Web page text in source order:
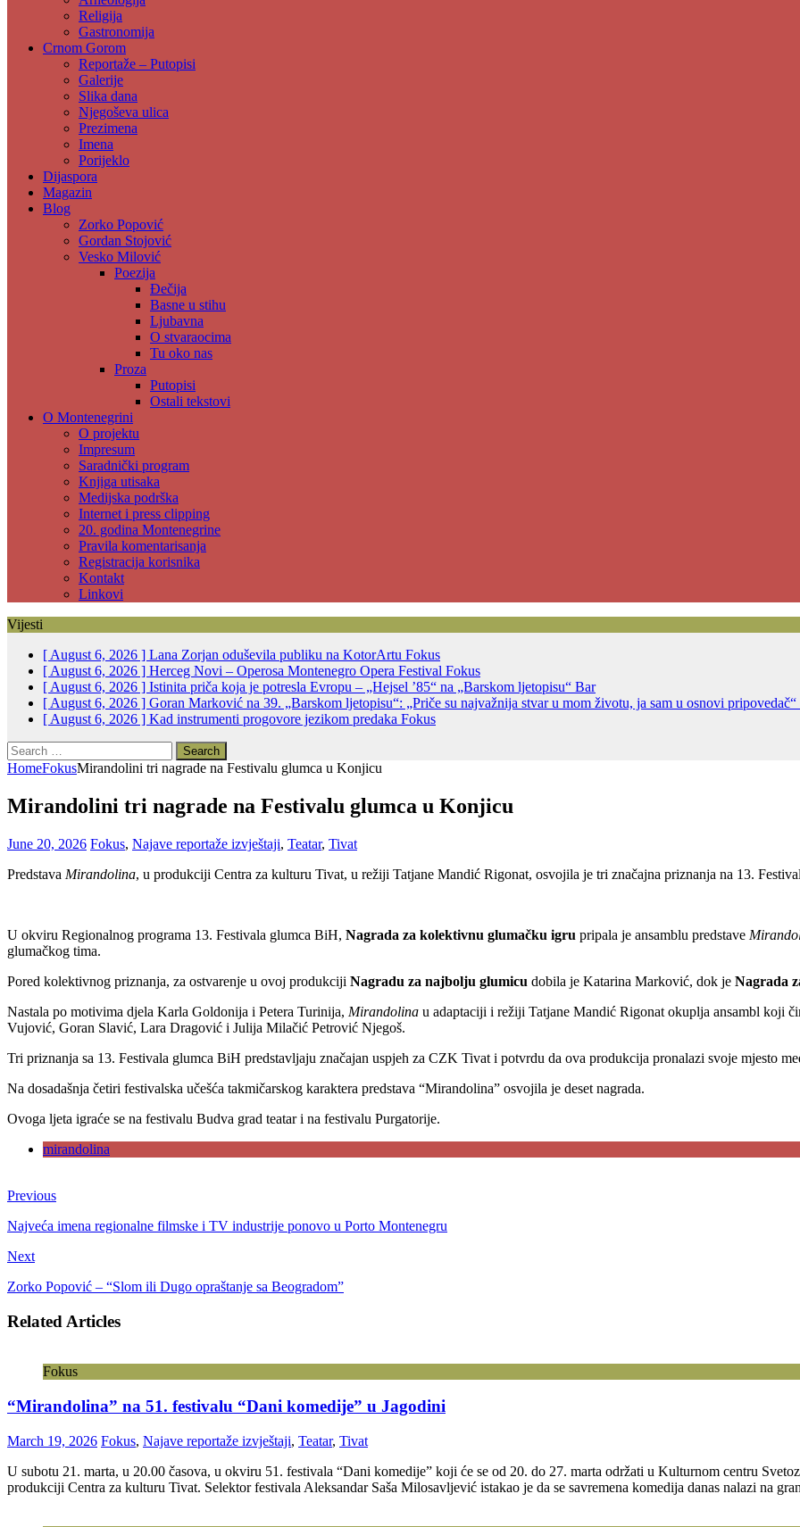
Religija
Gastronomija
Crnom Gorom
Reportaže – Putopisi
Galerije
Slika dana
Njegoševa ulica
Prezimena
Imena
Porijeklo
Dijaspora
Magazin
Blog
Zorko Popović
Gordan Stojović
Vesko Milović
Poezija
Đečija
Basne u stihu
Ljubavna
O stvaraocima
Tu oko nas
Proza
Putopisi
Ostali tekstovi
O Montenegrini
O projektu
Impresum
Saradnički program
Knjiga utisaka
Medijska podrška
Internet i press clipping
20. godina Montenegrine
Pravila komentarisanja
Registracija korisnika
Kontakt
Linkovi
Vijesti
[ August 6, 2026 ] Lana Zorjan oduševila publiku na KotorArtu Fokus
[ August 6, 2026 ] Herceg Novi – Operosa Montenegro Opera Festival Fokus
[ August 6, 2026 ] Istinita priča koja je potresla Evropu – „Hejsel ’85“ na „Barskom ljetopisu“ Bar
[ August 6, 2026 ] Goran Marković na 39. „Barskom ljetopisu“: „Priče su najvažnija stvar u mom životu, ja sam u osnovi pripovedač“
[ August 6, 2026 ] Kad instrumenti progovore jezikom predaka Fokus
Search
for:
HomeFokusMirandolini tri nagrade na Festivalu glumca u Konjicu
Mirandolini tri nagrade na Festivalu glumca u Konjicu
June 20, 2026 Fokus, Najave reportaže izvještaji, Teatar, Tivat
Predstava Mirandolina, u produkciji Centra za kulturu Tivat, u režiji Tatjane Mandić Rigonat, osvojila je tri značajna priznanja na 13.
U okviru Regionalnog programa 13. Festivala glumca BiH, Nagrada za kolektivnu glumačku igru pripala je ansamblu predstave
glumačkog tima.
Pored kolektivnog priznanja, za ostvarenje u ovoj produkciji Nagradu za najbolju glumicu dobila je Katarina Marković, dok je Nagrada
Nastala po motivima djela Karla Goldonija i Petera Turinija, Mirandolina u adaptaciji i režiji Tatjane Mandić Rigonat okuplja ansambl koji
Vujović, Goran Slavić, Lara Dragović i Julija Milačić Petrović Njegoš.
Tri priznanja sa 13. Festivala glumca BiH predstavljaju značajan uspjeh za CZK Tivat i potvrdu da ova produkcija pronalazi svoje mjesto
Na dosadašnja četiri festivalska učešća takmičarskog karaktera predstava “Mirandolina” osvojila je deset nagrada.
Ovoga ljeta igraće se na festivalu Budva grad teatar i na festivalu Purgatorije.
mirandolina
Previous
Najveća imena regionalne filmske i TV industrije ponovo u Porto Montenegru
Next
Zorko Popović – “Slom ili Dugo opraštanje sa Beogradom”
Related Articles
Fokus
“Mirandolina” na 51. festivalu “Dani komedije” u Jagodini
March 19, 2026 Fokus, Najave reportaže izvještaji, Teatar, Tivat
U subotu 21. marta, u 20.00 časova, u okviru 51. festivala “Dani komedije” koji će se od 20. do 27. marta održati u Kulturnom centru
produkciji Centra za kulturu Tivat. Selektor festivala Aleksandar Saša Milosavljević istakao je da se savremena komedija danas nalazi na